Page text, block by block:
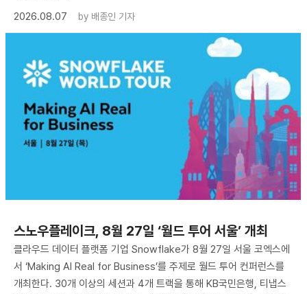
2026.08.07
by 배종인 기자
스노우플레이크, 8월 27일 ‘월드 투어 서울’ 개최
클라우드 데이터 플랫폼 기업 Snowflake가 8월 27일 서울 코엑스에
서 ‘Making AI Real for Business’를 주제로 월드 투어 컨퍼런스를
개최한다. 30개 이상의 세션과 4개 트랙을 통해 KB국민은행, 티냅스